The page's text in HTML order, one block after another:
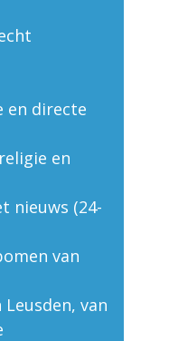
en directe
en
nieuws (24-
van
van